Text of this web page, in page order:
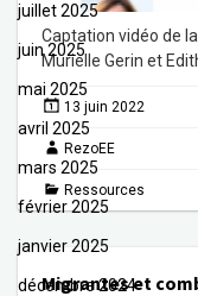
juillet 2025
juin 2025
mai 2025
avril 2025
mars 2025
février 2025
janvier 2025
décembre 2024
Captation vidéo de
Murielle Gerin et
13 juin 2022
RezoEE
Ressources
Migrantes et